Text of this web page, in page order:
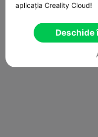
aplicația Creality Cloud!
Deschide